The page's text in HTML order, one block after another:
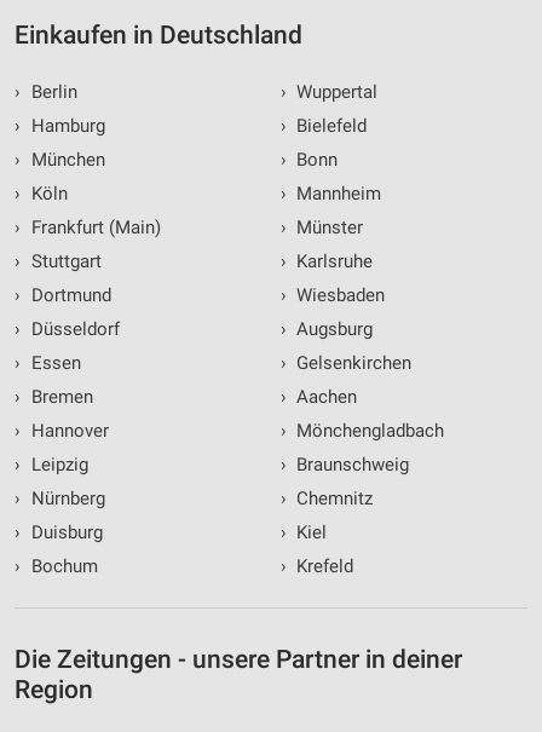
Einkaufen in Deutschland
›
Berlin
›
Hamburg
›
München
›
Köln
›
Frankfurt (Main)
› Stuttgart
›
Dortmund
›
Düsseldorf
›
Essen
›
Bremen
›
Hannover
›
Leipzig
›
Nürnberg
›
Duisburg
›
Bochum
› Wuppertal
› Bielefeld
› Bonn
› Mannheim
› Münster
› Karlsruhe
› Wiesbaden
› Augsburg
› Gelsenkirchen
› Aachen
› Mönchengladbach
› Braunschweig
› Chemnitz
› Kiel
› Krefeld
Die Zeitungen - unsere Partner in deiner
Region